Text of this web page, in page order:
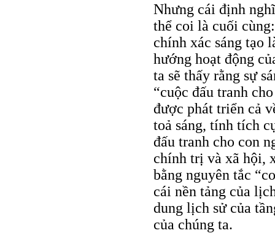
Nhưng cái định
thể coi là cuối
chính xác sáng tạo
hướng hoạt động
ta sẽ thấy rằng sự
“cuộc đấu tranh
được phát triển cả
toả sáng, tính tích
đấu tranh cho con
chính trị và xã hội,
bằng nguyên tắc
cái nền tảng của
dung lịch sử của
của chúng ta.